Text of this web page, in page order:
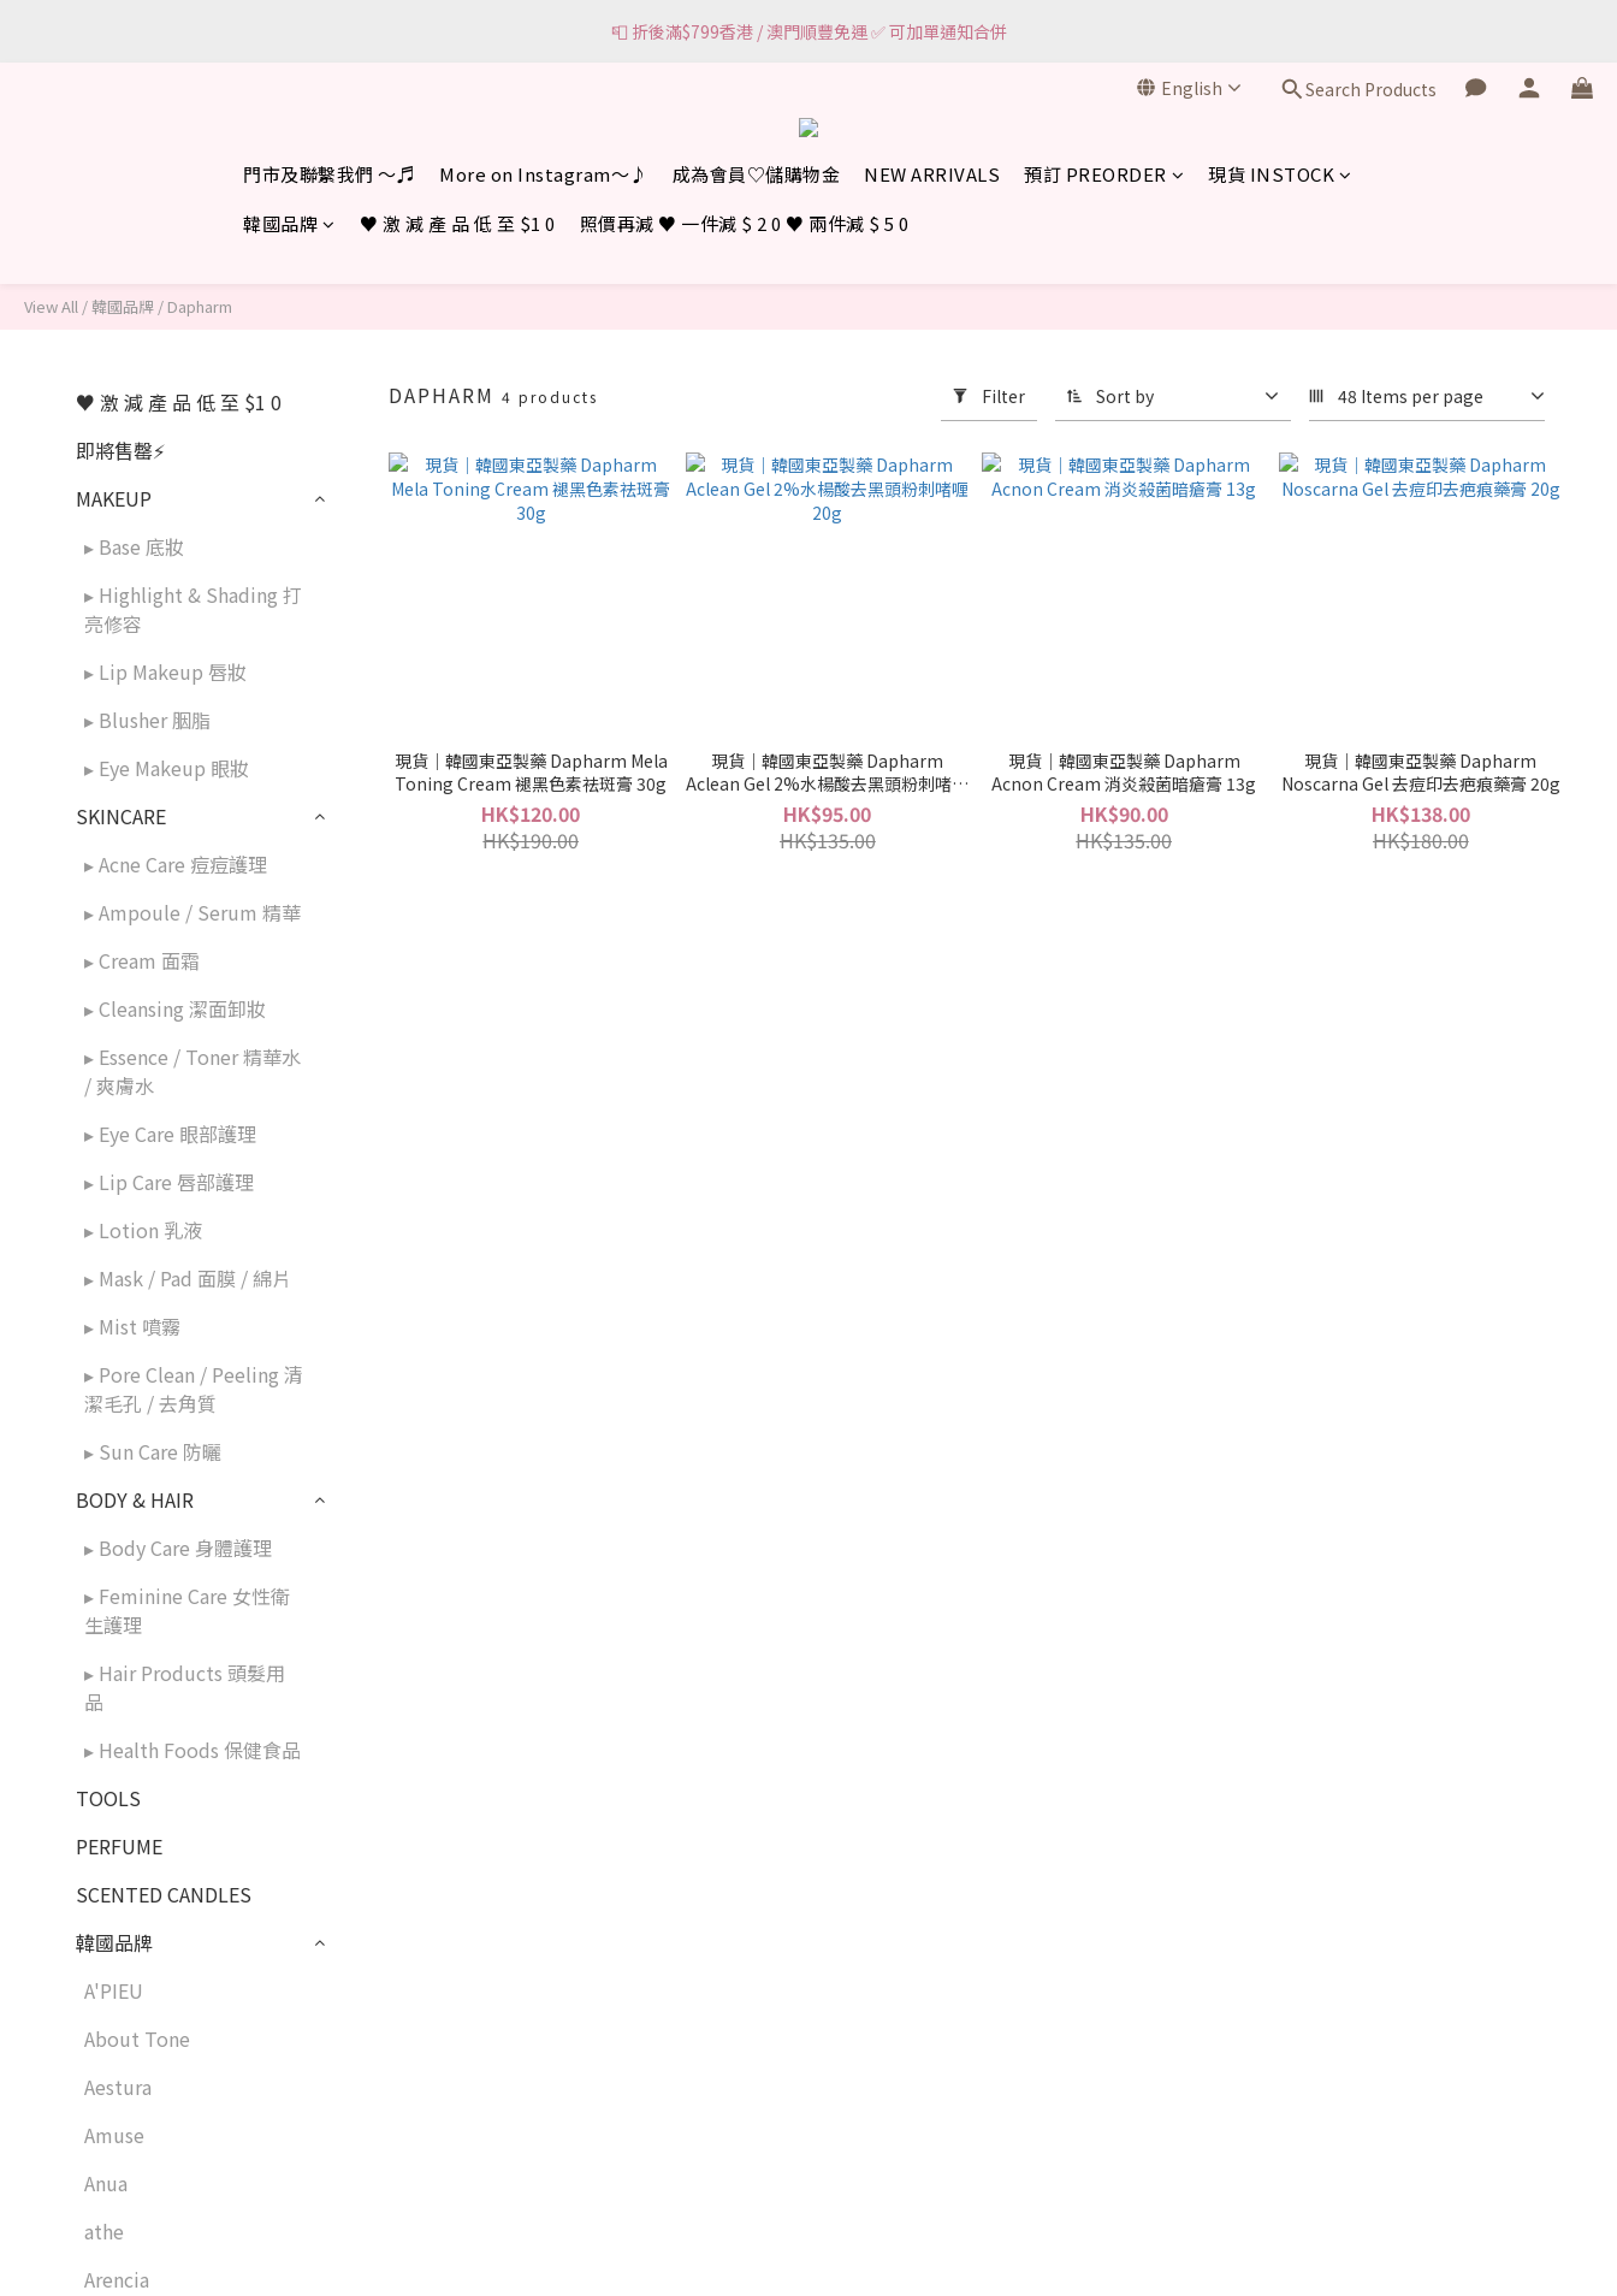
🌸網頁顯示有現貨 ＝ 🌸門市有現貨可即場選購
5
0
1
01
📮 折後滿$799香港 / 澳門順豐免運 ✅ 可加單通知合併
English Search Products
門市及聯繫我們 ～♬ More on Instagram～♪ 成為會員♡儲購物金 NEW ARRIVALS 預訂 PREORDER
現貨 INSTOCK
韓國品牌
♥︎ 激 減 產 品 低 至 $1 0 照價再減 ♥︎ 一件減 $ 2 0 ♥︎ 兩件減 $ 5 0
View All /韓國品牌 / Dapharm
♥︎ 激 減 產 品 低 至 $1 0
即將售罄⚡
MAKEUP
▸ Base 底妝
▸ Highlight & Shading 打
亮修容
▸ Lip Makeup 唇妝
▸ Blusher 胭脂
▸ Eye Makeup 眼妝
SKINCARE
▸ Acne Care 痘痘護理
▸ Ampoule / Serum 精華
▸ Cream 面霜
▸ Cleansing 潔面卸妝
▸ Essence / Toner 精華水
/ 爽膚水
▸ Eye Care 眼部護理
▸ Lip Care 唇部護理
▸ Lotion 乳液
▸ Mask / Pad 面膜 / 綿片
▸ Mist 噴霧
▸ Pore Clean / Peeling 清
潔毛孔 / 去角質
▸ Sun Care 防曬
BODY & HAIR
▸ Body Care 身體護理
▸ Feminine Care 女性衛
生護理
▸ Hair Products 頭髮用
品
▸ Health Foods 保健食品
TOOLS
PERFUME
SCENTED CANDLES
韓國品牌
A'PIEU
About Tone
Aestura
Amuse
Anua
athe
Arencia
DAPHARM4 products Filter Sort by 48 Items per page
現貨｜韓國東亞製藥 Dapharm Mela
Toning Cream 褪黑色素祛斑膏 30g
HK$120.00
HK$190.00
現貨｜韓國東亞製藥 Dapharm
Aclean Gel 2%水楊酸去黑頭粉刺啫喱
20g
HK$95.00
HK$135.00
現貨｜韓國東亞製藥 Dapharm
Acnon Cream 消炎殺菌暗瘡膏 13g
HK$90.00
HK$135.00
現貨｜韓國東亞製藥 Dapharm
Noscarna Gel 去痘印去疤痕藥膏 20g
HK$138.00
HK$180.00